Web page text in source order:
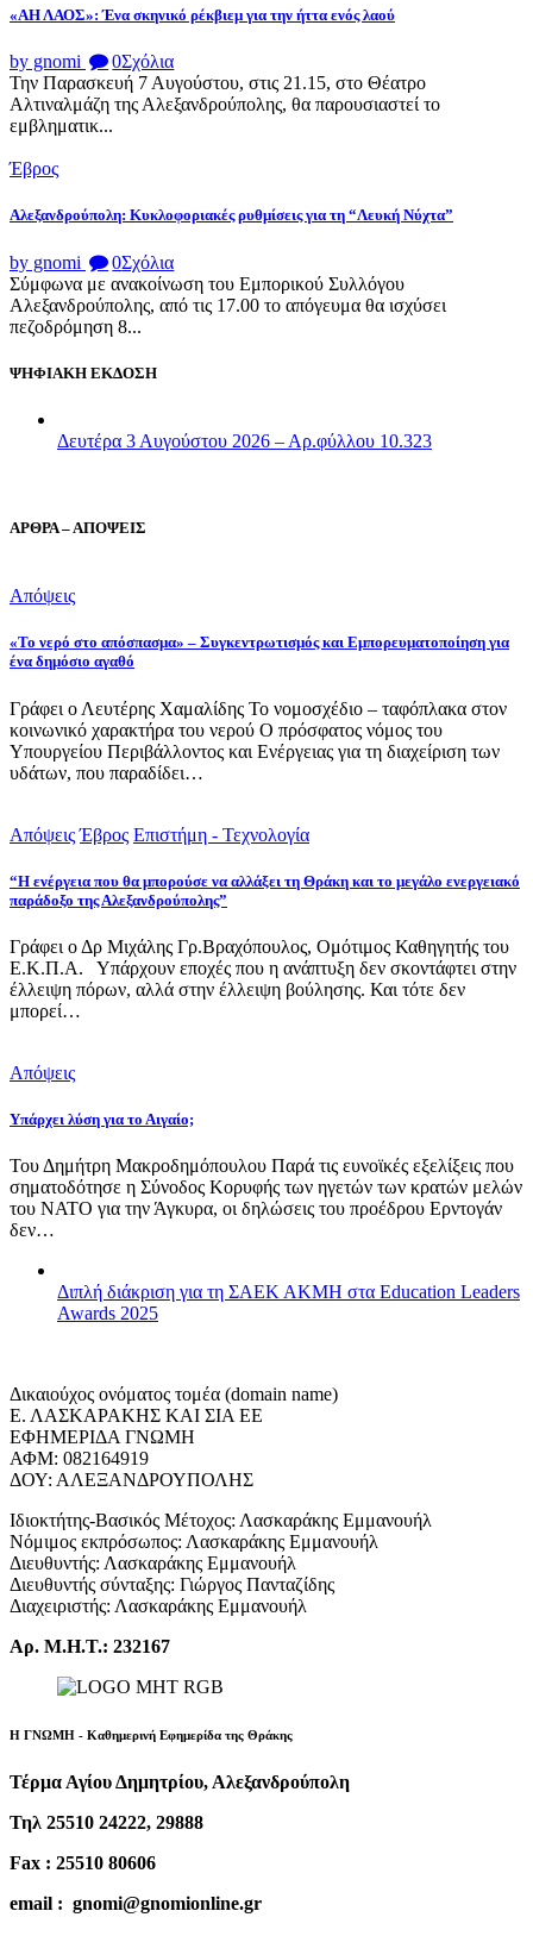
«ΑΗ ΛΑΟΣ»: Ένα σκηνικό ρέκβιεμ για την ήττα ενός λαού
by gnomi 0Σχόλια
Την Παρασκευή 7 Αυγούστου, στις 21.15, στο Θέατρο
Αλτιναλμάζη της Αλεξανδρούπολης, θα παρουσιαστεί το
εμβληματικ...
Έβρος
Αλεξανδρούπολη: Κυκλοφοριακές ρυθμίσεις για τη “Λευκή Νύχτα”
by gnomi 0Σχόλια
Σύμφωνα με ανακοίνωση του Εμπορικού Συλλόγου
Αλεξανδρούπολης, από τις 17.00 το απόγευμα θα ισχύσει
πεζοδρόμηση 8...
ΨΗΦΙΑΚΗ ΕΚΔΟΣΗ
Δευτέρα 3 Αυγούστου 2026 – Αρ.φύλλου 10.323
ΑΡΘΡΑ – ΑΠΟΨΕΙΣ
Απόψεις
«Το νερό στο απόσπασμα» – Συγκεντρωτισμός και Εμπορευματοποίηση για
ένα δημόσιο αγαθό
Γράφει ο Λευτέρης Χαμαλίδης Το νομοσχέδιο – ταφόπλακα στον
κοινωνικό χαρακτήρα του νερού Ο πρόσφατος νόμος του
Υπουργείου Περιβάλλοντος και Ενέργειας για τη διαχείριση των
υδάτων, που παραδίδει…
Απόψεις Έβρος Επιστήμη - Τεχνολογία
“Η ενέργεια που θα μπορούσε να αλλάξει τη Θράκη και το μεγάλο ενεργειακό
παράδοξο της Αλεξανδρούπολης”
Γράφει ο Δρ Μιχάλης Γρ.Βραχόπουλος, Ομότιμος Καθηγητής του
Ε.Κ.Π.Α. Υπάρχουν εποχές που η ανάπτυξη δεν σκοντάφτει στην
έλλειψη πόρων, αλλά στην έλλειψη βούλησης. Και τότε δεν
μπορεί…
Απόψεις
Υπάρχει λύση για το Αιγαίο;
Του Δημήτρη Μακροδημόπουλου Παρά τις ευνοϊκές εξελίξεις που
σηματοδότησε η Σύνοδος Κορυφής των ηγετών των κρατών μελών
του ΝΑΤΟ για την Άγκυρα, οι δηλώσεις του προέδρου Ερντογάν
δεν…
Διπλή διάκριση για τη ΣΑΕΚ ΑΚΜΗ στα Education Leaders
Awards 2025
Δικαιούχος ονόματος τομέα (domain name)
Ε. ΛΑΣΚΑΡΑΚΗΣ ΚΑΙ ΣΙΑ ΕΕ
ΕΦΗΜΕΡΙΔΑ ΓΝΩΜΗ
ΑΦΜ: 082164919
ΔΟΥ: ΑΛΕΞΑΝΔΡΟΥΠΟΛΗΣ
Ιδιοκτήτης-Βασικός Μέτοχος: Λασκαράκης Εμμανουήλ
Νόμιμος εκπρόσωπος: Λασκαράκης Εμμανουήλ
Διευθυντής: Λασκαράκης Εμμανουήλ
Διευθυντής σύνταξης: Γιώργος Πανταζίδης
Διαχειριστής: Λασκαράκης Εμμανουήλ
Αρ. Μ.Η.Τ.: 232167
Η ΓΝΩΜΗ - Καθημερινή Εφημερίδα της Θράκης
Τέρμα Αγίου Δημητρίου, Αλεξανδρούπολη
Τηλ 25510 24222, 29888
Fax : 25510 80606
email : gnomi@gnomionline.gr